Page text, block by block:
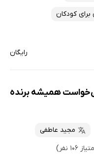
برای کودکان
رایگان
همیشه برنده
مجید عاطفی
۱۰۶ نفر)